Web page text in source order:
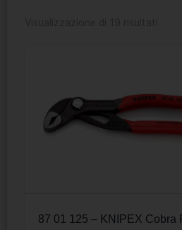
87 01 125 – KNIPEX Cobra